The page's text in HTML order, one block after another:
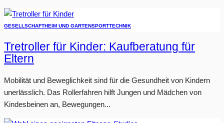
GESELLSCHAFTHEIM UND GARTENSPORTTECHNIK
Tretroller für Kinder: Kaufberatung für
Eltern
Mobilität und Beweglichkeit sind für die Gesundheit von Kindern
unerlässlich. Das Rollerfahren hilft Jungen und Mädchen von
Kindesbeinen an, Bewegungen...